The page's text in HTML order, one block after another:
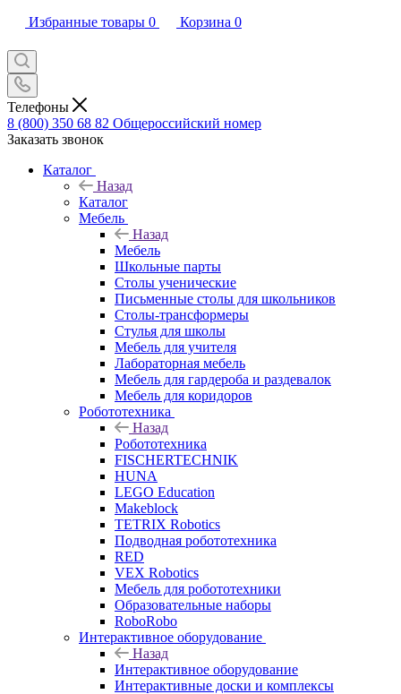
Избранные товары 0 Корзина 0
Телефоны
8 (800) 350 68 82 Общероссийский номер
Заказать звонок
Каталог
Назад
Каталог
Мебель
Назад
Мебель
Школьные парты
Столы ученические
Письменные столы для школьников
Столы-трансформеры
Стулья для школы
Мебель для учителя
Лабораторная мебель
Мебель для гардероба и раздевалок
Мебель для коридоров
Робототехника
Назад
Робототехника
FISCHERTECHNIK
HUNA
LEGO Education
Makeblock
TETRIX Robotics
Подводная робототехника
RED
VEX Robotics
Мебель для робототехники
Образовательные наборы
RoboRobo
Интерактивное оборудование
Назад
Интерактивное оборудование
Интерактивные доски и комплексы